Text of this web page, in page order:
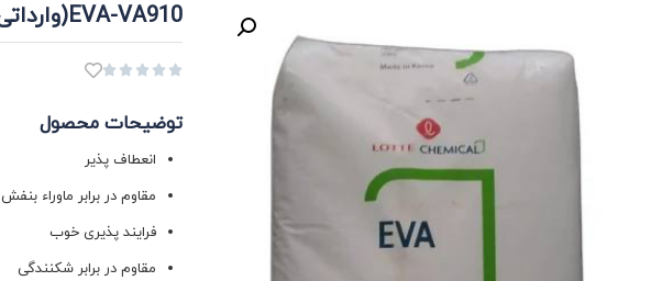
EVA-VA910(وارداتی LOTTE / HONAM کره جنوبی)





توضیحات محصول
انعطاف پذیر
مقاوم در برابر ماوراء بنفش
فرایند پذیری خوب
مقاوم در برابر شکنندگی